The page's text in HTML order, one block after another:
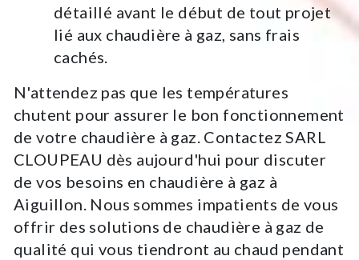
détaillé avant le début de tout projet
lié aux chaudière à gaz, sans frais
cachés.
N'attendez pas que les températures
chutent pour assurer le bon fonctionnement
de votre chaudière à gaz. Contactez SARL
CLOUPEAU dès aujourd'hui pour discuter
de vos besoins en chaudière à gaz à
Aiguillon. Nous sommes impatients de vous
offrir des solutions de chaudière à gaz de
qualité qui vous tiendront au chaud pendant